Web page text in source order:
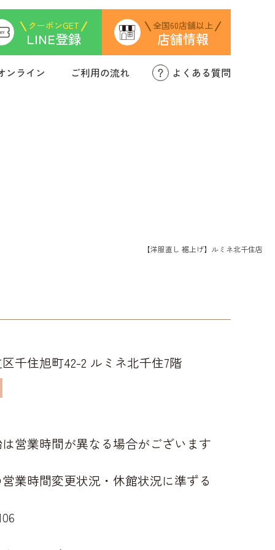
クーポンGET
LINE登録
全国60店舗以上
店舗情報
ンライン ご利用の流れ よくある質問
【洋服直し 裾上げ】ルミネ北千住店
千住旭町42-2 ルミネ北千住7階
営業時間が異なる場合がございます
業時間変更状況・休館状況に準ずる